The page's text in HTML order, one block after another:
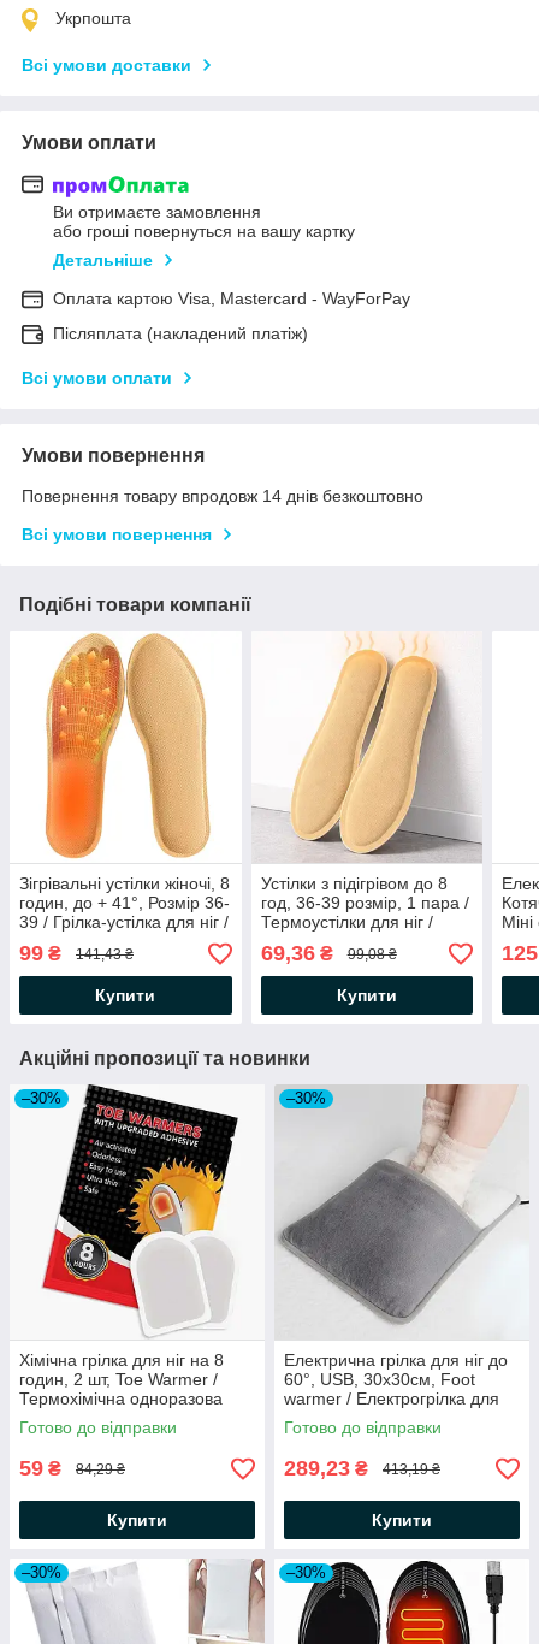
Укрпошта
Всі умови доставки
Умови оплати
Ви отримаєте замовлення
або гроші повернуться на вашу картку
Детальніше
Оплата картою Visa, Mastercard - WayForPay
Післяплата (накладений платіж)
Всі умови оплати
Умови повернення
Повернення товару впродовж 14 днів безкоштовно
Всі умови повернення
Подібні товари компанії
Зігрівальні устілки жіночі, 8
годин, до + 41°, Розмір 36-
39 / Грілка-устілка для ніг /
99 ₴ 141,43 ₴
Купити
Устілки з підігрівом до 8
год, 36-39 розмір, 1 пара /
Термоустілки для ніг /
69,36₴ 99,08 ₴
Купити
Акційні пропозиції та новинки
–30%
Хімічна грілка для ніг на 8
годин, 2 шт, Toe Warmer /
Термохімічна одноразова
грілка у взуття для ЗСУ
Готово до відправки
59 ₴ 84,29 ₴
Купити
–30%
Електрична грілка для ніг до
60°, USB, 30х30см, Foot
warmer / Електрогрілка для
ніг / Килимок з підігрівом
Готово до відправки
289,23 ₴ 413,19 ₴
Купити
–30% –30%